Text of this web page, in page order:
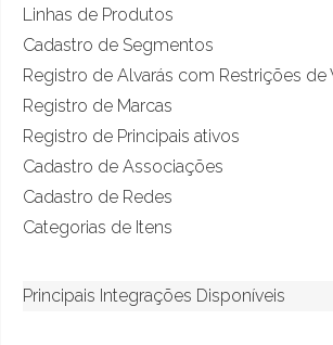
Linhas de Produtos
Cadastro de Segmentos
Registro de Alvarás com Restrições de
Registro de Marcas
Registro de Principais ativos
Cadastro de Associações
Cadastro de Redes
Categorias de Itens
Principais Integrações Disponíveis